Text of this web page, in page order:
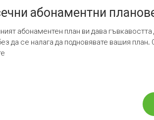
абонаментни
абонаментен план ви дава
да се налага да подновявате вашия